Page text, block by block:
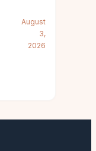
August
3,
2026